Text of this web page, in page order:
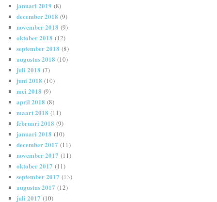
januari 2019 (8)
december 2018 (9)
november 2018 (9)
oktober 2018 (12)
september 2018 (8)
augustus 2018 (10)
juli 2018 (7)
juni 2018 (10)
mei 2018 (9)
april 2018 (8)
maart 2018 (11)
februari 2018 (9)
januari 2018 (10)
december 2017 (11)
november 2017 (11)
oktober 2017 (11)
september 2017 (13)
augustus 2017 (12)
juli 2017 (10)